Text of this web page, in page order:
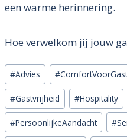
een warme herinnering.
Hoe verwelkom jij jouw
Bericht
tags:
#Advies #
#Gastvrijheid #Hospitality
#PersoonlijkeAandacht #